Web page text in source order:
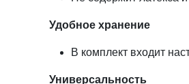
Удобное хранение
В комплект входит
Универсальность